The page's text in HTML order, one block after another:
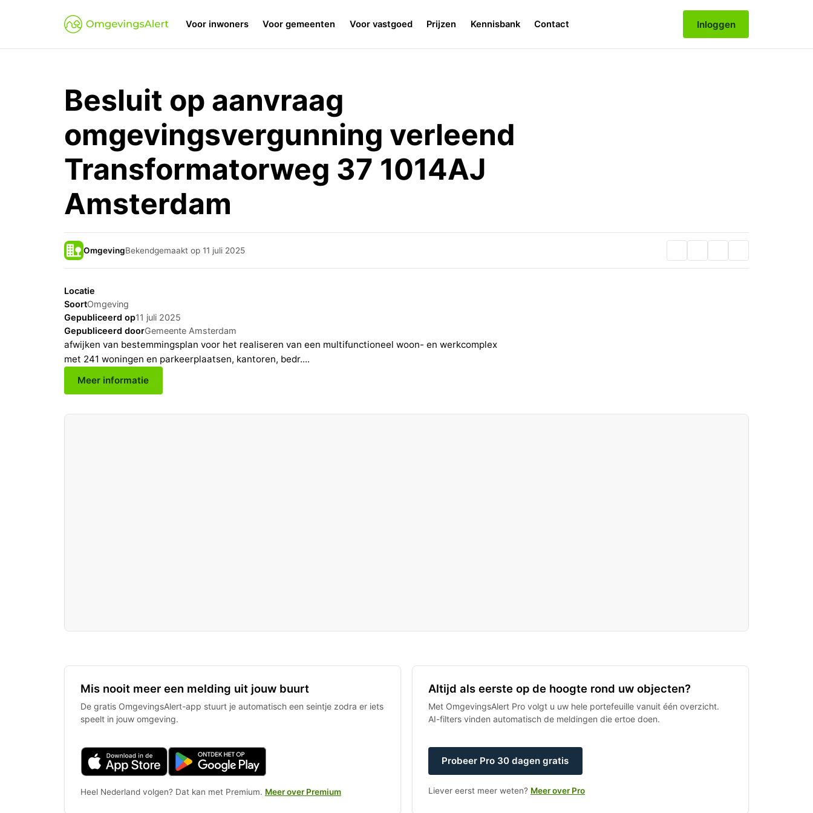
Voor inwoners Voor gemeenten Voor vastgoed Prijzen Kennisbank Contact Inloggen
Besluit op aanvraag
omgevingsvergunning verleend
Transformatorweg 37 1014AJ
Amsterdam
OmgevingBekendgemaakt op 11 juli 2025
Locatie
SoortOmgeving
Gepubliceerd op11 juli 2025
Gepubliceerd doorGemeente Amsterdam
afwijken van bestemmingsplan voor het realiseren van een multifunctioneel woon- en werkcomplex
met 241 woningen en parkeerplaatsen, kantoren, bedr....
Meer informatie
Mis nooit meer een melding uit jouw buurt
De gratis OmgevingsAlert-app stuurt je automatisch een seintje zodra er iets
speelt in jouw omgeving.
Heel Nederland volgen? Dat kan met Premium. Meer over Premium
Altijd als eerste op de hoogte rond uw objecten?
Met OmgevingsAlert Pro volgt u uw hele portefeuille vanuit één overzicht.
AI-filters vinden automatisch de meldingen die ertoe doen.
Probeer Pro 30 dagen gratis
Liever eerst meer weten? Meer over Pro